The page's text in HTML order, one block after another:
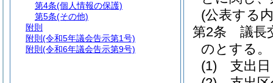
(公表する
第2条
議長
のとする。
(1)
支出
第4条(個人情報の保護)
第5条(その他)
附則
附則 (令和5年議会告示第1号)
附則 (令和6年議会告示第9号)